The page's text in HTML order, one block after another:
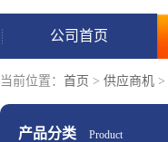
公司首页
当前位置： 首页 > 供应商机 >
产品分类 Product